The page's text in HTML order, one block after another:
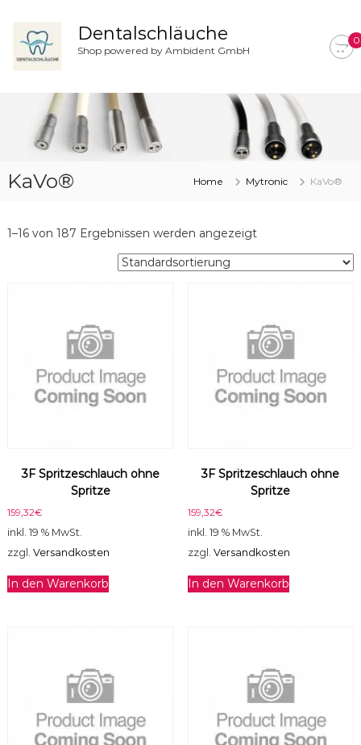
Dentalschläuche
Shop powered by Ambident GmbH
0
KaVo® Home Mytronic KaVo®
1–16 von 187 Ergebnissen werden angezeigt
3F Spritzeschlauch ohne
Spritze
159,32€
inkl. 19 % MwSt.
zzgl. Versandkosten
In den Warenkorb
3F Spritzeschlauch ohne
Spritze
159,32€
inkl. 19 % MwSt.
zzgl. Versandkosten
In den Warenkorb